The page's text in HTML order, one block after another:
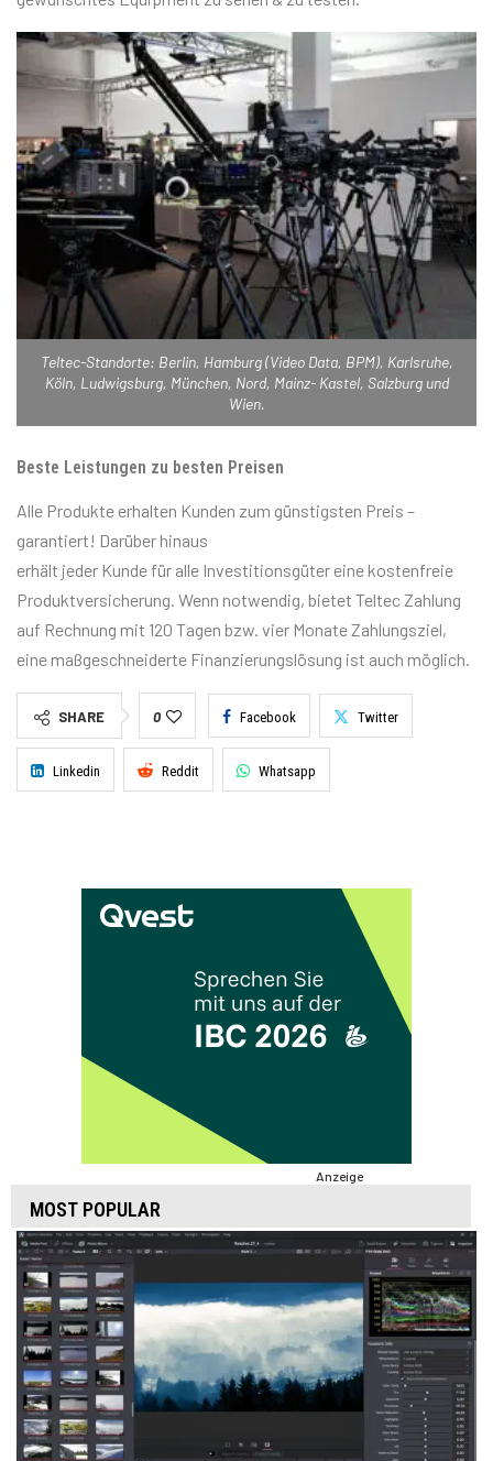
Teltec-Standorte: Berlin, Hamburg (Video Data, BPM), Karlsruhe,
Köln, Ludwigsburg, München, Nord, Mainz- Kastel, Salzburg und
Wien.
Beste Leistungen zu besten Preisen
Alle Produkte erhalten Kunden zum günstigsten Preis –
garantiert! Darüber hinaus
erhält jeder Kunde für alle Investitionsgüter eine kostenfreie
Produktversicherung. Wenn notwendig, bietet Teltec Zahlung
auf Rechnung mit 120 Tagen bzw. vier Monate Zahlungsziel,
eine maßgeschneiderte Finanzierungslösung ist auch möglich.
SHARE 0 Facebook Twitter
Linkedin Reddit Whatsapp
Anzeige
MOST POPULAR